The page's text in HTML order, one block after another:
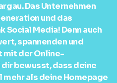
Das Unternehmen
und das
Social Media! Denn auch
spannenden und
mit der Online-
bewusst, dass deine
als deine Homepage